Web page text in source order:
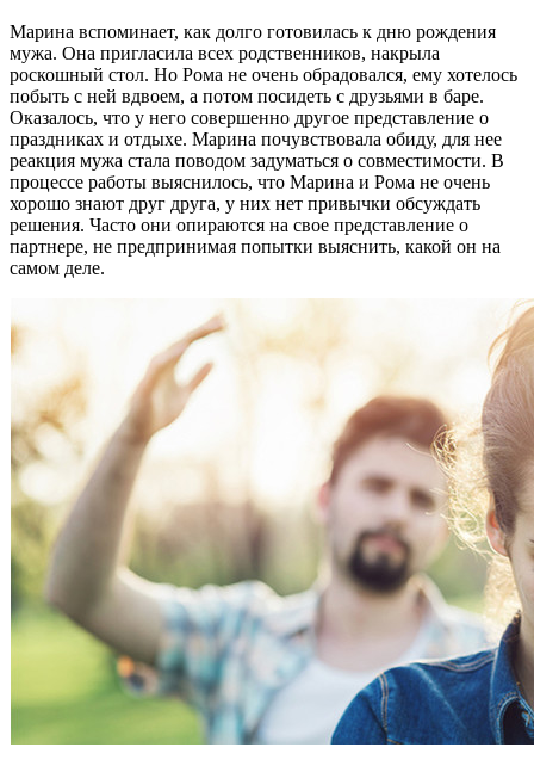
Марина вспоминает, как долго готовилась к дню рождения
мужа. Она пригласила всех родственников, накрыла
роскошный стол. Но Рома не очень обрадовался, ему хотелось
побыть с ней вдвоем, а потом посидеть с друзьями в баре.
Оказалось, что у него совершенно другое представление о
праздниках и отдыхе. Марина почувствовала обиду, для нее
реакция мужа стала поводом задуматься о совместимости. В
процессе работы выяснилось, что Марина и Рома не очень
хорошо знают друг друга, у них нет привычки обсуждать
решения. Часто они опираются на свое представление о
партнере, не предпринимая попытки выяснить, какой он на
самом деле.